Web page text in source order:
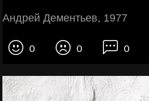
Андрей Дементьев, 1977
0 0 0